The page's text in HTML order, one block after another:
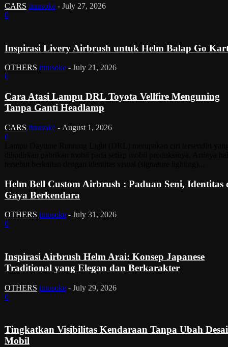
CARS tinusoke - July 27, 2026
0
Inspirasi Livery Airbrush untuk Helm Balap Go
OTHERS tinusoke - July 21, 2026
0
Cara Atasi Lampu DRL Toyota Vellfire Menguning
Tanpa Ganti Headlamp
CARS tinusoke - August 1, 2026
0
Helm Bell Custom Airbrush : Paduan Seni, Identitas
Gaya Berkendara
OTHERS tinusoke - July 31, 2026
0
Inspirasi Airbrush Helm Arai: Konsep Japanese
Traditional yang Elegan dan Berkarakter
OTHERS tinusoke - July 29, 2026
0
Tingkatkan Visibilitas Kendaraan Tanpa Ubah
Mobil